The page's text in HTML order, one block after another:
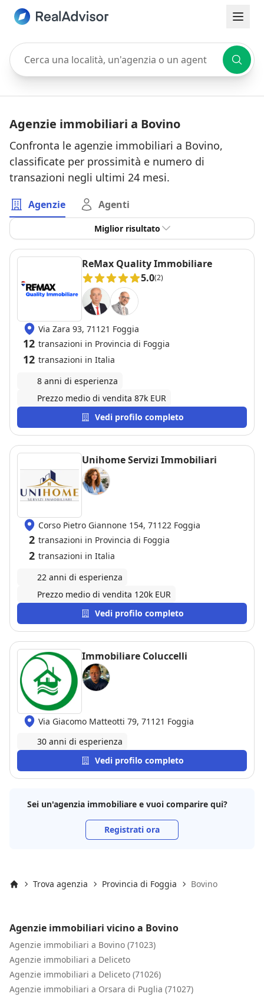
Cerca una località, un'agenzia o un agente
Agenzie immobiliari a Bovino
Confronta le agenzie immobiliari a Bovino,
classificate per prossimità e numero di
transazioni negli ultimi 24 mesi.
Agenzie Agenti
Miglior risultato
ReMax Quality Immobiliare
5.0(2)
Via Zara 93, 71121 Foggia
12 transazioni in Provincia di Foggia
12 transazioni in Italia
8 anni di esperienza
Prezzo medio di vendita 87k EUR
Vedi profilo completo
Unihome Servizi Immobiliari
Corso Pietro Giannone 154, 71122 Foggia
2 transazioni in Provincia di Foggia
2 transazioni in Italia
22 anni di esperienza
Prezzo medio di vendita 120k EUR
Vedi profilo completo
Immobiliare Coluccelli
Via Giacomo Matteotti 79, 71121 Foggia
30 anni di esperienza
Vedi profilo completo
Sei un'agenzia immobiliare e vuoi comparire qui?
Registrati ora
Trova agenzia Provincia di Foggia Bovino
Agenzie immobiliari vicino a Bovino
Agenzie immobiliari a Bovino (71023)
Agenzie immobiliari a Deliceto
Agenzie immobiliari a Deliceto (71026)
Agenzie immobiliari a Orsara di Puglia (71027)